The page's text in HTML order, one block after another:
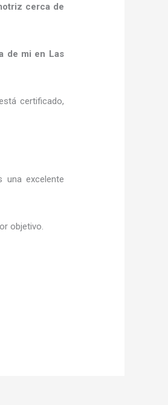
cerca de
de mi en Las
certificado,
una excelente
objetivo.